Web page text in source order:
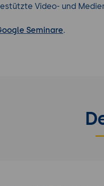
Video- und
Seminare.